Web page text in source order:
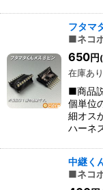
フタマ
■ネコ
650円
在庫あり
■商品
個単位
細オス
ハーネ
中継く
■ネコ